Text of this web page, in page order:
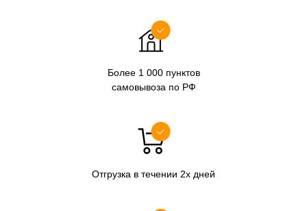
Более 1 000 пунктов
самовывоза по РФ
Отгрузка в течении 2х дней